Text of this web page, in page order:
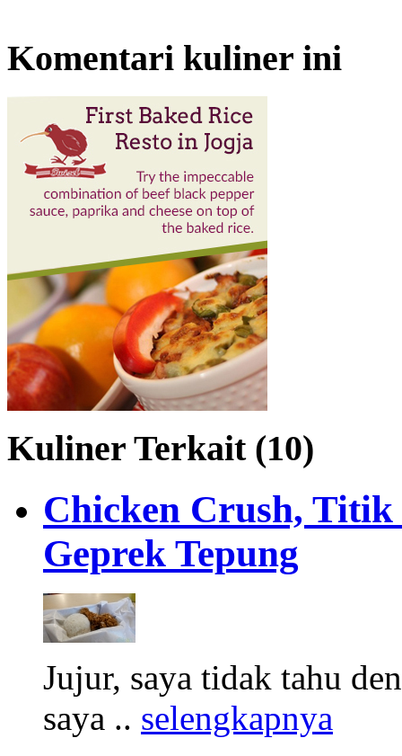
Komentari kuliner ini
Kuliner Terkait (10)
Chicken Crush, Titik
Geprek Tepung
Jujur, saya tidak tahu
saya .. selengkapnya